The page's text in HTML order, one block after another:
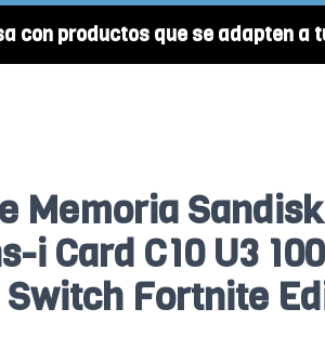
con productos que se adapten a
Memoria
i Card C10 U3
Fortnite